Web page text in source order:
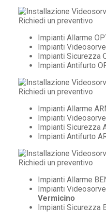
Impianti Allarme
Impianti
Impianti Sicurezza
Impianti Antifurto
Impianti Allarme
Impianti
Impianti Sicurezza
Impianti Antifurto
Impianti Allarme
Impianti
Vermicino
Impianti Sicurezza